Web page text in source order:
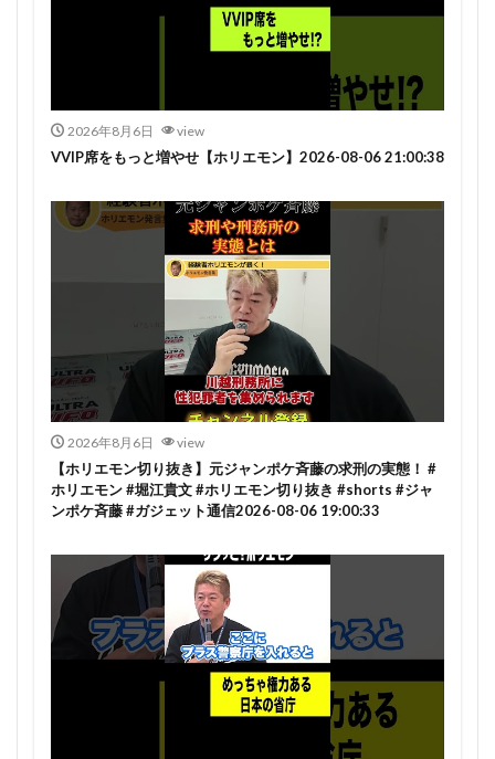
2026年8月6日 view
VVIP席をもっと増やせ【ホリエモン】2026-08-06 21:00:38
2026年8月6日 view
【ホリエモン切り抜き】元ジャンポケ斉藤の求刑の実態！ #
ホリエモン #堀江貴文 #ホリエモン切り抜き #shorts #ジャ
ンポケ斉藤 #ガジェット通信2026-08-06 19:00:33